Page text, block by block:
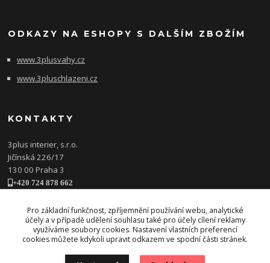
ODKAZY NA ESHOPY S DALŠÍM ZBOŽÍM
www.3plusvahy.cz
www.3pluschlazeni.cz
KONTAKTY
3plus interier, s.r.o.
Jičínská 226/17
130 00 Praha 3
+420 724 878 662
www.3plusinterier.cz
facebook
Pro základní funkčnost, zpříjemnění používání webu, analytické
účely a v případě udělení souhlasu také pro účely cílení reklamy
využíváme soubory cookies. Nastavení vlastních preferencí
cookies můžete kdykoli upravit odkazem ve spodní části stránek.